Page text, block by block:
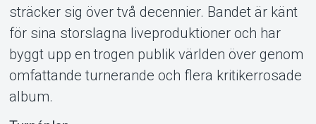
sträcker sig över två decennier. Bandet är känt
för sina storslagna liveproduktioner och har
byggt upp en trogen publik världen över genom
omfattande turnerande och flera kritikerrosade
album.